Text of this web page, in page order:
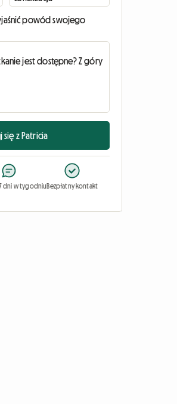
powód swojego
się z Patricia
dni w tygodniuBezpłatny kontakt